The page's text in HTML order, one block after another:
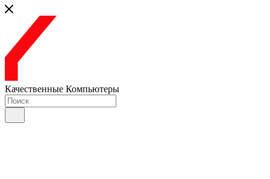
Качественные Компьютеры